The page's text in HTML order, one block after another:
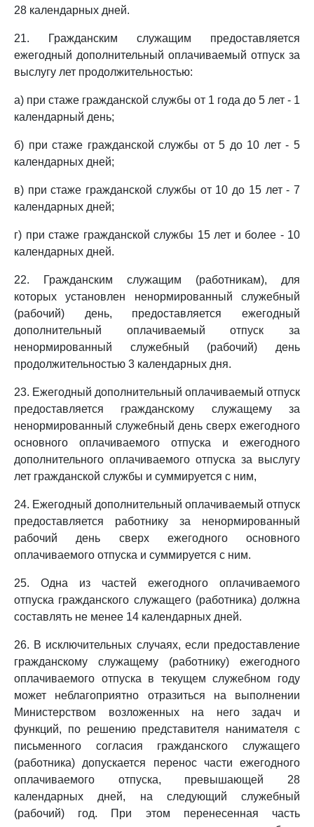
28 календарных дней.
21. Гражданским служащим предоставляется
ежегодный дополнительный оплачиваемый отпуск за
выслугу лет продолжительностью:
а) при стаже гражданской службы от 1 года до 5 лет - 1
календарный день;
б) при стаже гражданской службы от 5 до 10 лет - 5
календарных дней;
в) при стаже гражданской службы от 10 до 15 лет - 7
календарных дней;
г) при стаже гражданской службы 15 лет и более - 10
календарных дней.
22. Гражданским служащим (работникам), для
которых установлен ненормированный служебный
(рабочий) день, предоставляется ежегодный
дополнительный оплачиваемый отпуск за
ненормированный служебный (рабочий) день
продолжительностью 3 календарных дня.
23. Ежегодный дополнительный оплачиваемый отпуск
предоставляется гражданскому служащему за
ненормированный служебный день сверх ежегодного
основного оплачиваемого отпуска и ежегодного
дополнительного оплачиваемого отпуска за выслугу
лет гражданской службы и суммируется с ним,
24. Ежегодный дополнительный оплачиваемый отпуск
предоставляется работнику за ненормированный
рабочий день сверх ежегодного основного
оплачиваемого отпуска и суммируется с ним.
25. Одна из частей ежегодного оплачиваемого
отпуска гражданского служащего (работника) должна
составлять не менее 14 календарных дней.
26. В исключительных случаях, если предоставление
гражданскому служащему (работнику) ежегодного
оплачиваемого отпуска в текущем служебном году
может неблагоприятно отразиться на выполнении
Министерством возложенных на него задач и
функций, по решению представителя нанимателя с
письменного согласия гражданского служащего
(работника) допускается перенос части ежегодного
оплачиваемого отпуска, превышающей 28
календарных дней, на следующий служебный
(рабочий) год. При этом перенесенная часть